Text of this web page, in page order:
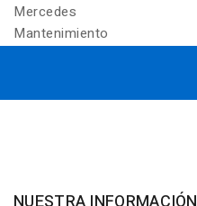
Mercedes
Mantenimiento